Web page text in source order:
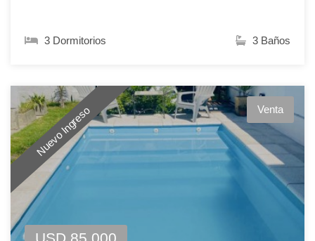
3 Dormitorios 3 Baños
Nuevo Ingreso Venta
USD 85.000